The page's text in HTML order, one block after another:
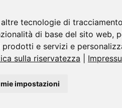
tecnologie di
di base del sito web,
e servizi e
sulla riservatezza
impostazioni
SERIE SV
SOFFIANTI A
Le soffianti a canale laterale